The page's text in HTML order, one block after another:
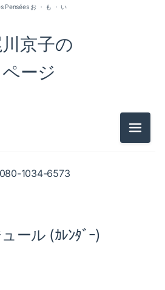
080-1034-6573
京子の
ページ
Pensées お ・ も ・ い
メニュ
ール (ｶﾚﾝﾀﾞｰ)